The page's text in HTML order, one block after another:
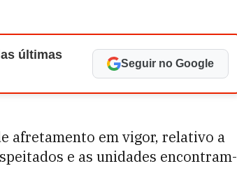
últimas
Seguir no Google
afretamento em vigor, relativo a
e as unidades encontram-